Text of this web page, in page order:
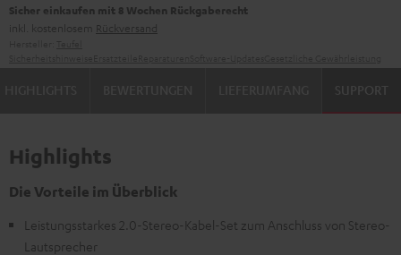
Sicher einkaufen mit 8 Wochen Rückgaberecht
inkl. kostenlosem Rückversand
SUPPORT
Highlights
Die Vorteile im Überblick
Leistungsstarkes 2.0-Stereo-Kabel-Set zum Anschluss von Stereo-
Lautsprecher